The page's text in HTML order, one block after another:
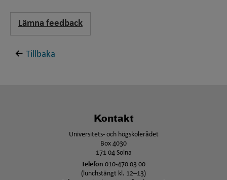
Lämna feedback
Tillbaka
Kontakt
Universitets- och högskolerådet
Box 4030
171 04 Solna
Telefon 010-470 03 00
(lunchstängt kl. 12–13)